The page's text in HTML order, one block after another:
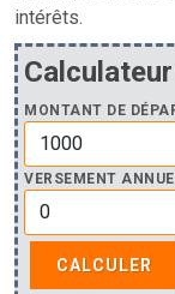
intérêts.
MONTANT DE
VERSEMENT
CALCULER